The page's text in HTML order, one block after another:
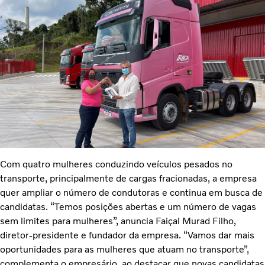
Com quatro mulheres conduzindo veículos pesados no
transporte, principalmente de cargas fracionadas, a empresa
quer ampliar o número de condutoras e continua em busca de
candidatas. “Temos posições abertas e um número de vagas
sem limites para mulheres”, anuncia Faiçal Murad Filho,
diretor-presidente e fundador da empresa. “Vamos dar mais
oportunidades para as mulheres que atuam no transporte”,